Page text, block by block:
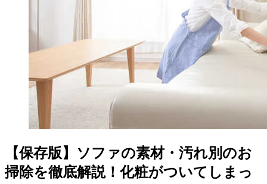
【保存版】ソファの素材・汚れ別のお
掃除を徹底解説！化粧がついてしまっ